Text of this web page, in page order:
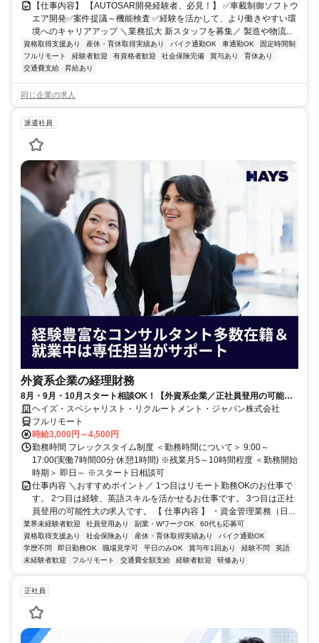
【仕事内容】 【AUTOSAR開発経験者、必見！】 ✅車載制御ソフトウ
エア開発✅案件提議～機能検査 ✅経験を活かして、より働きやすい環
境へのキャリアアップ ＼業務拡大 新スタッフを募集／ 製造や物流...
資格取得支援あり 産休・育休取得実績あり バイク通勤OK 車通勤OK
固定時間制
フルリモート
経験者歓迎 有資格者歓迎 社会保険完備 賞与あり
育休あり
交通費支給
昇給あり
同じ企業の求人
派遣社員
外資系企業の経理財務
8月・9月・10月スタート相談OK！【外資系企業／正社員登用の可能性
大／700万～800万／リモート勤務OK】経理財務
ヘイズ・スペシャリスト・リクルートメント・ジャパン株式会社
フルリモート
時給3,000円～4,500円
勤務時間 フレックスタイム制度 ＜勤務時間について＞ 9:00～
17:00(実働7時間00分 休憩1時間) ※残業月5～10時間程度 ＜勤務開始
時期＞ 即日～ ※スタート日相談可
仕事内容 ＼おすすめポイント／ 1つ目はリモート勤務OKのお仕事で
す。 2つ目は経験、英語スキルを活かせるお仕事です。 3つ目は正社
員登用の可能性大の求人です。 【 仕事内容 】 ・資金管理業務（日...
業界未経験者歓迎 社員登用あり 副業・WワークOK
60代も応募可
資格取得支援あり
社会保険あり 産休・育休取得実績あり
バイク通勤OK
学歴不問
即日勤務OK 職場見学可 平日のみOK 賞与年1回あり 経験不問
英語
未経験者歓迎
フルリモート 交通費全額支給 経験者歓迎 研修あり
正社員